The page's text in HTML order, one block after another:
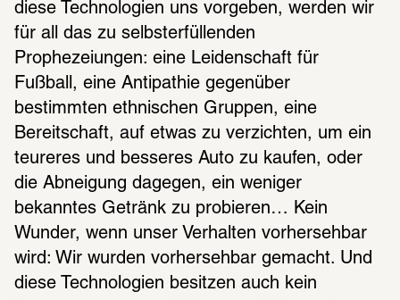
diese Technologien uns vorgeben, werden wir
für all das zu selbsterfüllenden
Prophezeiungen: eine Leidenschaft für
Fußball, eine Antipathie gegenüber
bestimmten ethnischen Gruppen, eine
Bereitschaft, auf etwas zu verzichten, um ein
teureres und besseres Auto zu kaufen, oder
die Abneigung dagegen, ein weniger
bekanntes Getränk zu probieren… Kein
Wunder, wenn unser Verhalten vorhersehbar
wird: Wir wurden vorhersehbar gemacht. Und
diese Technologien besitzen auch kein